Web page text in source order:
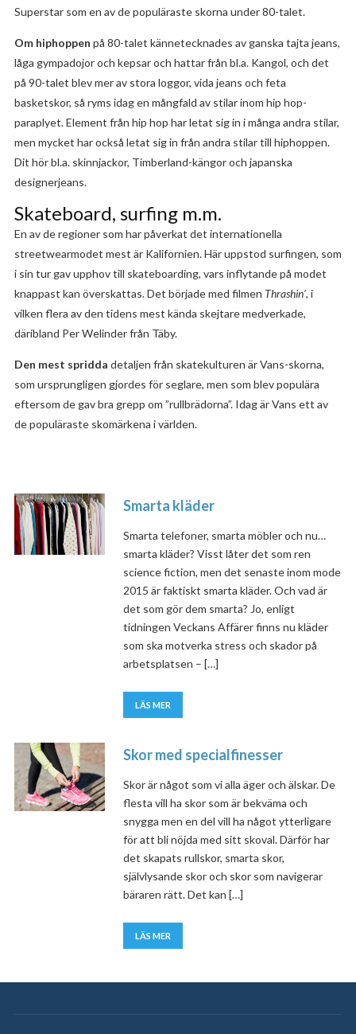
Superstar som en av de populäraste skorna under 80-talet.
Om hiphoppen på 80-talet kännetecknades av ganska tajta jeans,
låga gympadojor och kepsar och hattar från bl.a. Kangol, och det
på 90-talet blev mer av stora loggor, vida jeans och feta
basketskor, så ryms idag en mångfald av stilar inom hip hop-
paraplyet. Element från hip hop har letat sig in i många andra stilar,
men mycket har också letat sig in från andra stilar till hiphoppen.
Dit hör bl.a. skinnjackor, Timberland-kängor och japanska
designerjeans.
Skateboard, surfing m.m.
En av de regioner som har påverkat det internationella
streetwearmodet mest är Kalifornien. Här uppstod surfingen, som
i sin tur gav upphov till skateboarding, vars inflytande på modet
knappast kan överskattas. Det började med filmen Thrashin’, i
vilken flera av den tidens mest kända skejtare medverkade,
däribland Per Welinder från Täby.
Den mest spridda detaljen från skatekulturen är Vans-skorna,
som ursprungligen gjordes för seglare, men som blev populära
eftersom de gav bra grepp om ”rullbrädorna”. Idag är Vans ett av
de populäraste skomärkena i världen.
Smarta kläder
Smarta telefoner, smarta möbler och nu…
smarta kläder? Visst låter det som ren
science fiction, men det senaste inom mode
2015 är faktiskt smarta kläder. Och vad är
det som gör dem smarta? Jo, enligt
tidningen Veckans Affärer finns nu kläder
som ska motverka stress och skador på
arbetsplatsen – […]
LÄS MER
Skor med specialfinesser
Skor är något som vi alla äger och älskar. De
flesta vill ha skor som är bekväma och
snygga men en del vill ha något ytterligare
för att bli nöjda med sitt skoval. Därför har
det skapats rullskor, smarta skor,
självlysande skor och skor som navigerar
bäraren rätt. Det kan […]
LÄS MER